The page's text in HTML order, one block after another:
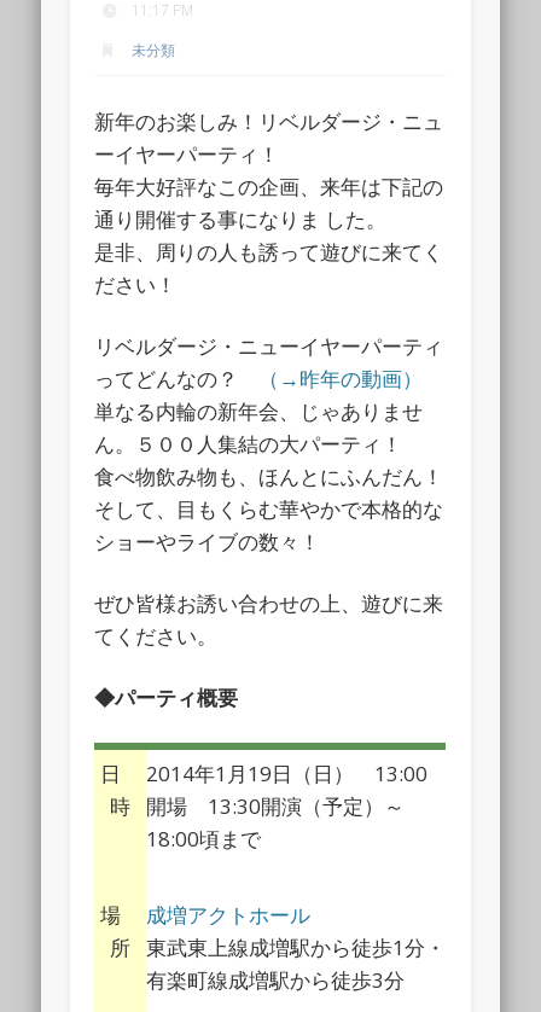
11:17 PM
未分類
新年のお楽しみ！リベルダージ・ニュ
ーイヤーパーティ！
毎年大好評なこの企画、来年は下記の
通り開催する事になりま した。
是非、周りの人も誘って遊びに来てく
ださい！
リベルダージ・ニューイヤーパーティ
ってどんなの？
（→昨年の動画）
単なる内輪の新年会、じゃありませ
ん。５００人集結の大パーティ！
食べ物飲み物も、ほんとにふんだん！
そして、目もくらむ華やかで本格的な
ショーやライブの数々！
ぜひ皆様お誘い合わせの上、遊びに来
てください。
◆パーティ概要
日
時
2014年1月19日（日） 13:00
開場 13:30開演（予定）～
18:00頃まで
場
所
成増アクトホール
東武東上線成増駅から徒歩1分・
有楽町線成増駅から徒歩3分